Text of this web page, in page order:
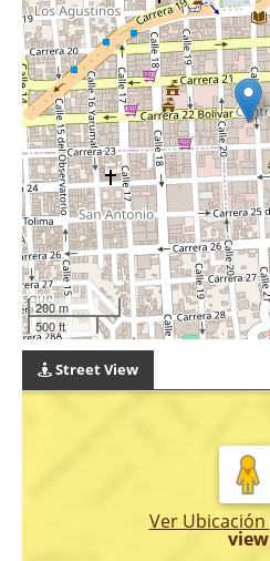
200 m
500 ft
Street View
Ver Ubicación
view